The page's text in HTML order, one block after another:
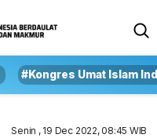
#Kongres Umat Islam
Senin , 19 Dec 2022, 08:45 WIB